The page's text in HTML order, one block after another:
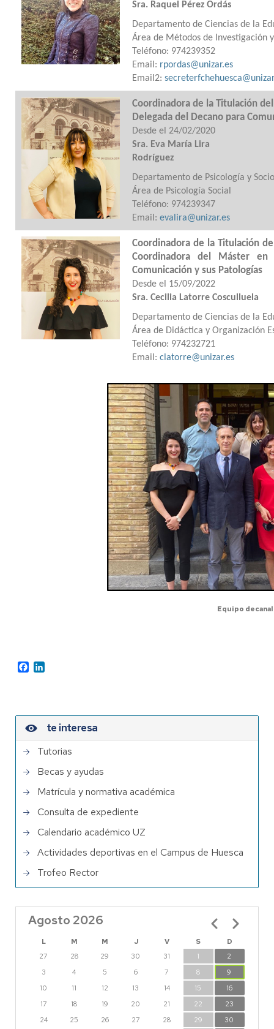
Sra. Raquel Pérez Ordás
Departamento de Ciencias de la
Área de Métodos de Investigación
Teléfono: 974239352
Email: rpordas@unizar.es
Email2:
Coordinadora de la Titulación
Delegada del Decano para
Desde el 24/02/2020
Sra. Eva María Lira
Rodríguez
Departamento de Psicología y
Área de Psicología Social
Teléfono: 974239347
Email: evalira@unizar.es
Coordinadora de la Titulación
Coordinadora del Máster en
Comunicación
Desde el 15/09/2022
Sra. Cecilia Latorre Cosculluela
Departamento de Ciencias de la
Área de Didáctica y Organización
Teléfono: 974232721
Email: clatorre@unizar.es
Equipo decanal
Facebook
te interesa
Tutorias
Becas y ayudas
Matrícula y normativa académica
Consulta de expediente
Calendario académico UZ
Actividades deportivas en el Campus de Huesca
Trofeo Rector
Agosto 2026
L M M J V S
D
27
28 29 30 31 1
2
3
4 5 6 7 8
9
10
11 12 13 14 15
16
17
18 19 20 21 22
23
24
25 26 27 28 29 30
Paginación